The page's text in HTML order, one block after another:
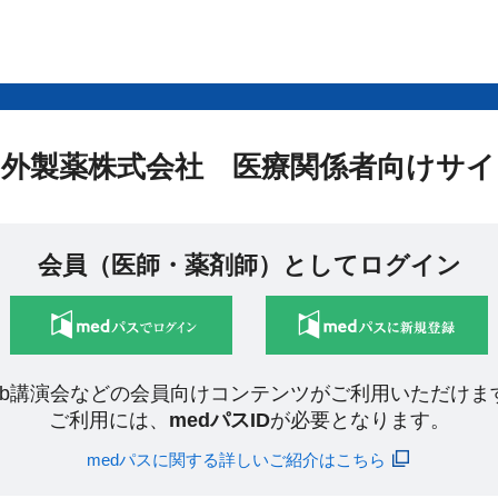
製薬株式会社 医療関係者向けサ
会員（医師・薬剤師）としてログイン
講演会などの会員向けコンテンツがご利用いただけま
ご利用には、 medパスIDが必要となります。
medパスに関する詳しいご紹介はこちら